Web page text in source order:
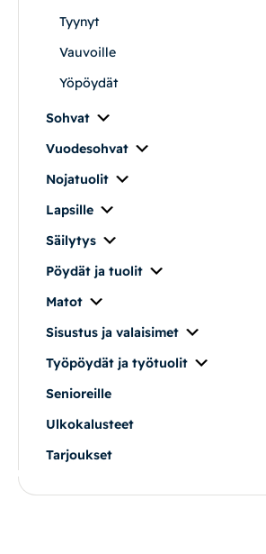
Tyynyt
Vauvoille
Yöpöydät
Sohvat
Vuodesohvat
Nojatuolit
Lapsille
Säilytys
Pöydät ja tuolit
Matot
Sisustus ja valaisimet
Työpöydät ja työtuolit
Senioreille
Ulkokalusteet
Tarjoukset